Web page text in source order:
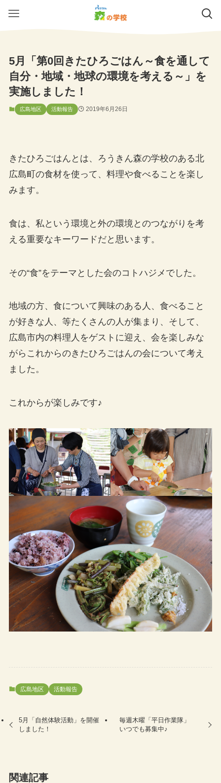
5月「第0回きたひろごはん～食を通して
自分・地域・地球の環境を考える～」を
実施しました！
広島地区 活動報告 2019年6月26日
きたひろごはんとは、ろうきん森の学校のある北
広島町の食材を使って、料理や食べることを楽し
みます。
食は、私という環境と外の環境とのつながりを考
える重要なキーワードだと思います。
その“食”をテーマとした会のコトハジメでした。
地域の方、食について興味のある人、食べること
が好きな人、等たくさんの人が集まり、そして、
広島市内の料理人をゲストに迎え、会を楽しみな
がらこれからのきたひろごはんの会について考え
ました。
これからが楽しみです♪
広島地区 活動報告
5月「自然体験活動」を開催
しました！
毎週木曜「平日作業隊」
いつでも募集中♪
関連記事